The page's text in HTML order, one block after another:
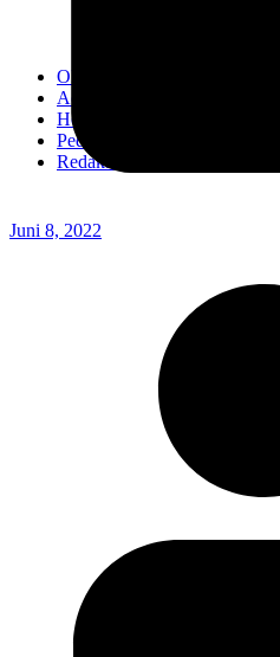
OPINI
Advertorial
Headline
Pedoman Media Ciber
Redaksi
Juni 8, 2022